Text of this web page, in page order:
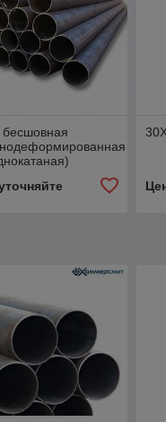
бесшовная